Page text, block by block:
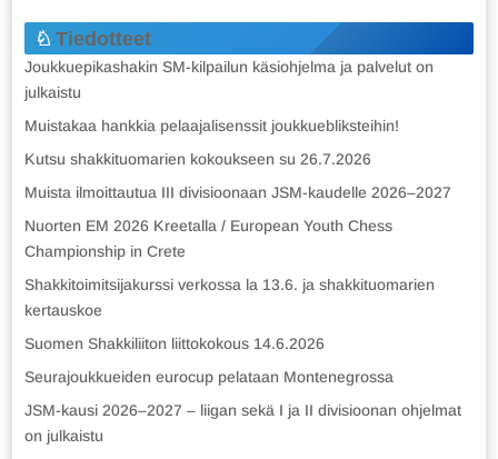
Tiedotteet
Joukkuepikashakin SM-kilpailun käsiohjelma ja palvelut on
julkaistu
Muistakaa hankkia pelaajalisenssit joukkuebliksteihin!
Kutsu shakkituomarien kokoukseen su 26.7.2026
Muista ilmoittautua III divisioonaan JSM-kaudelle 2026–2027
Nuorten EM 2026 Kreetalla / European Youth Chess
Championship in Crete
Shakkitoimitsijakurssi verkossa la 13.6. ja shakkituomarien
kertauskoe
Suomen Shakkiliiton liittokokous 14.6.2026
Seurajoukkueiden eurocup pelataan Montenegrossa
JSM-kausi 2026–2027 – liigan sekä I ja II divisioonan ohjelmat
on julkaistu